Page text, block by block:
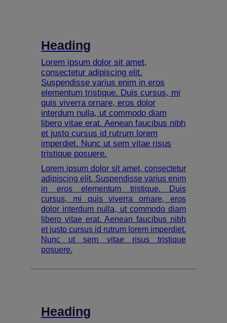
Heading
Lorem ipsum dolor sit amet,
consectetur adipiscing elit.
Suspendisse varius enim in eros
elementum tristique. Duis cursus, mi
quis viverra ornare, eros dolor
interdum nulla, ut commodo diam
libero vitae erat. Aenean faucibus nibh
et justo cursus id rutrum lorem
imperdiet. Nunc ut sem vitae risus
tristique posuere.
Lorem ipsum dolor sit amet, consectetur
adipiscing elit. Suspendisse varius enim
in eros elementum tristique. Duis
cursus, mi quis viverra ornare, eros
dolor interdum nulla, ut commodo diam
libero vitae erat. Aenean faucibus nibh
et justo cursus id rutrum lorem imperdiet.
Nunc ut sem vitae risus tristique
posuere.
Heading